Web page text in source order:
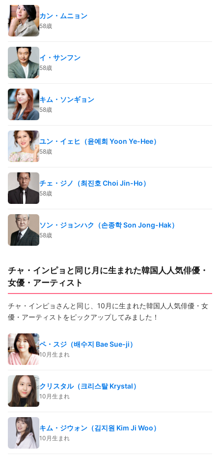
カン・ムニョン
58歳
イ・サンフン
58歳
キム・ソンギョン
58歳
ユン・イェヒ（윤예희 Yoon Ye-Hee）
58歳
チェ・ジノ（최진호 Choi Jin-Ho）
58歳
ソン・ジョンハク（손종학 Son Jong-Hak）
58歳
チャ・インピョと同じ月に生まれた韓国人人気俳優・
女優・アーティスト
チャ・インピョさんと同じ、10月に生まれた韓国人人気俳優・女
優・アーティストをピックアップしてみました！
ペ・スジ（배수지 Bae Sue-ji）
10月生まれ
クリスタル（크리스탈 Krystal）
10月生まれ
キム・ジウォン（김지원 Kim Ji Woo）
10月生まれ